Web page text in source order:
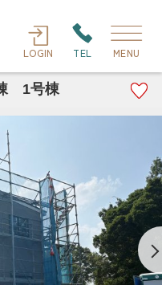
LOGIN TEL MENU
1号棟